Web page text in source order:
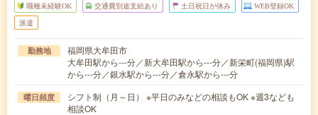
職種未経験OK 交通費別途支給あり 土日祝日が休み WEB登録OK
派遣
勤務地
福岡県大牟田市
大牟田駅から---分／新大牟田駅から---分／新栄町(福岡県)駅
から---分／銀水駅から---分／倉永駅から---分
曜日頻度
シフト制（月～日） ※平日のみなどの相談もOK ※週3なども
相談OK